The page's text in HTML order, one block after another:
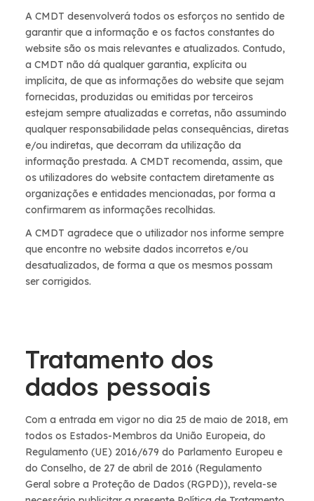
A CMDT desenvolverá todos os esforços no sentido de
garantir que a informação e os factos constantes do
website são os mais relevantes e atualizados. Contudo,
a CMDT não dá qualquer garantia, explícita ou
implícita, de que as informações do website que sejam
fornecidas, produzidas ou emitidas por terceiros
estejam sempre atualizadas e corretas, não assumindo
qualquer responsabilidade pelas consequências, diretas
e/ou indiretas, que decorram da utilização da
informação prestada. A CMDT recomenda, assim, que
os utilizadores do website contactem diretamente as
organizações e entidades mencionadas, por forma a
confirmarem as informações recolhidas.
A CMDT agradece que o utilizador nos informe sempre
que encontre no website dados incorretos e/ou
desatualizados, de forma a que os mesmos possam
ser corrigidos.
Tratamento dos
dados pessoais
Com a entrada em vigor no dia 25 de maio de 2018, em
todos os Estados-Membros da União Europeia, do
Regulamento (UE) 2016/679 do Parlamento Europeu e
do Conselho, de 27 de abril de 2016 (Regulamento
Geral sobre a Proteção de Dados (RGPD)), revela-se